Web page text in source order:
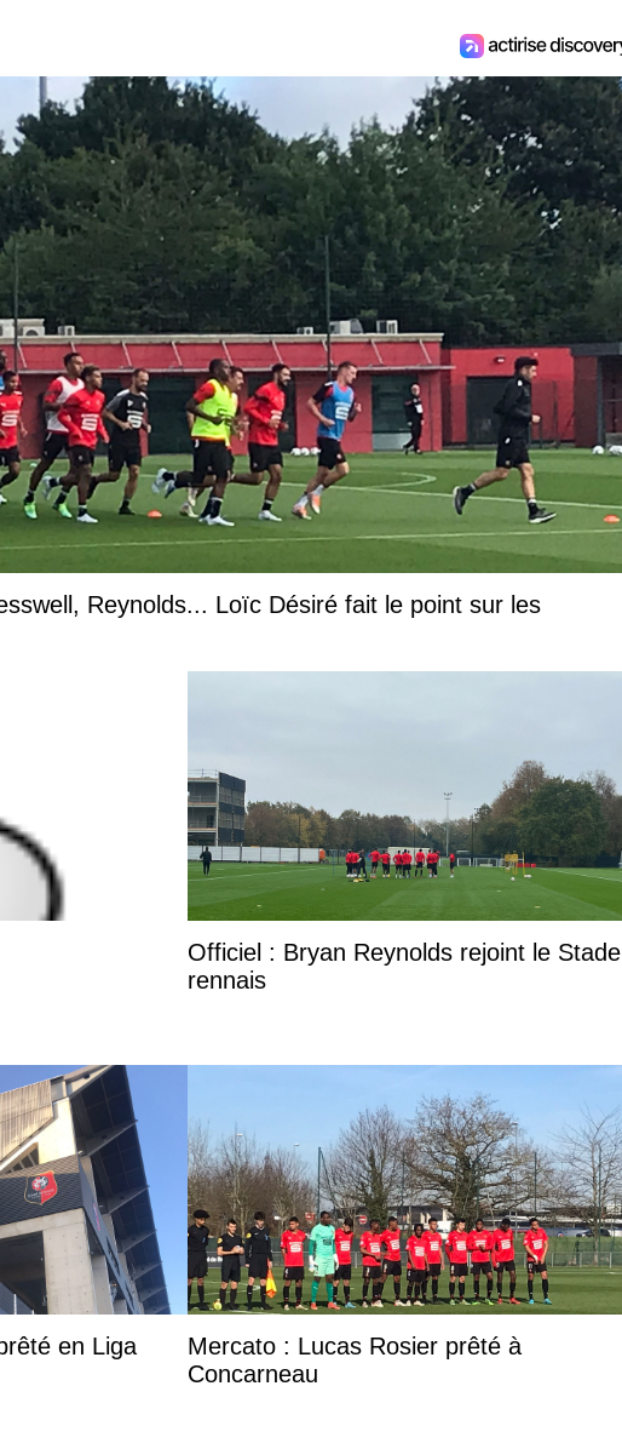
Reynolds... Loïc Désiré fait le point sur les
Officiel : Bryan Reynolds rejoint le Stade
rennais
en Liga
Mercato : Lucas Rosier prêté à
Concarneau